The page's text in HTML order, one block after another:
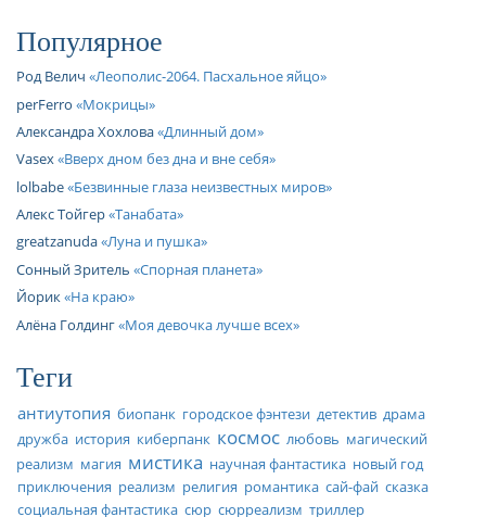
Популярное
Род Велич Леополис-2064. Пасхальное яйцо
perFerro
Мокрицы
Александра Хохлова Длинный дом
Vasex Вверх дном без дна и вне себя
lolbabe Безвинные глаза неизвестных миров
Алекс Тойгер Танабата
greatzanuda Луна и пушка
Сонный Зритель Спорная планета
Йорик На краю
Алёна Голдинг Моя девочка лучше всех
Теги
антиутопия биопанк городское фэнтези детектив драма
дружба история киберпанк космос любовь магический
реализм магия мистика научная фантастика новый год
приключения реализм религия романтика сай-фай сказка
социальная фантастика сюр сюрреализм триллер